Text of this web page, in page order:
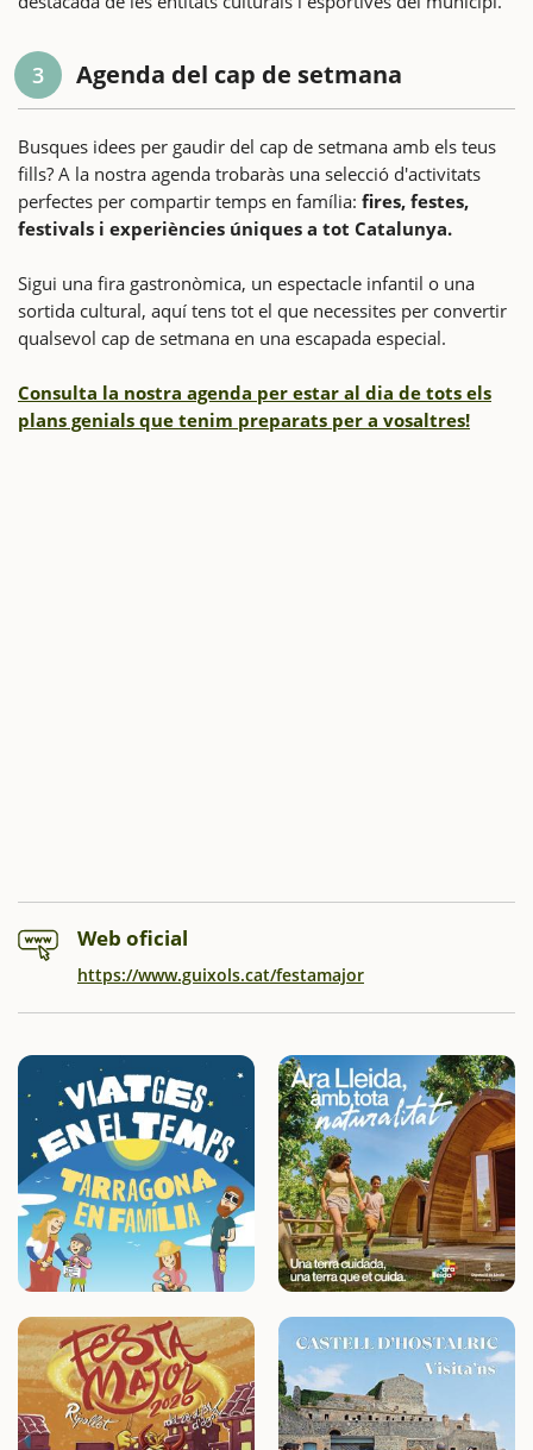
3 Agenda del cap de setmana
Busques idees per gaudir del cap de setmana amb els teus
fills? A la nostra agenda trobaràs una selecció d'activitats
perfectes per compartir temps en família: fires, festes,
festivals i experiències úniques a tot Catalunya.
Sigui una fira gastronòmica, un espectacle infantil o una
sortida cultural, aquí tens tot el que necessites per convertir
qualsevol cap de setmana en una escapada especial.
Consulta la nostra agenda per estar al dia de tots els
plans genials que tenim preparats per a vosaltres!
Web oficial
https://www.guixols.cat/festamajor